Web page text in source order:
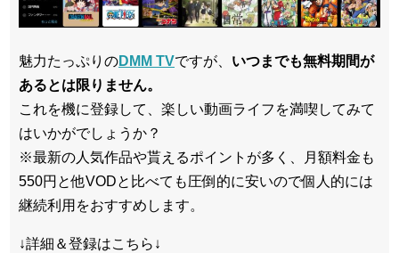
魅力たっぷりのDMM TVですが、 いつまでも無料期間が
あるとは限りません。
これを機に登録して、楽しい動画ライフを満喫してみて
はいかがでしょうか？
※最新の人気作品や貰えるポイントが多く、月額料金も
550円と他VODと比べても圧倒的に安いので個人的には
継続利用をおすすめします。
↓詳細＆登録はこちら↓